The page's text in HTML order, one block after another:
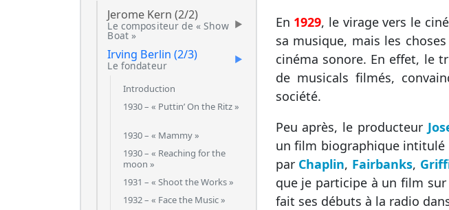
Jerome Kern (2/2)
Le compositeur de « Show
Boat »
Irving Berlin (2/3)
Le fondateur
Introduction
1930 – « Puttin’ On the Ritz »
1930 – « Mammy »
1930 – « Reaching for the
moon »
1931 – « Shoot the Works »
1932 – « Face the Music »
En 1929, le virage vers le
sa musique, mais les
cinéma sonore. En effet, le
de musicals filmés,
société.
Peu après, le producteur
un film biographique intitulé
par Chaplin, Fairbanks,
que je participe à un film
fait ses débuts à la radio